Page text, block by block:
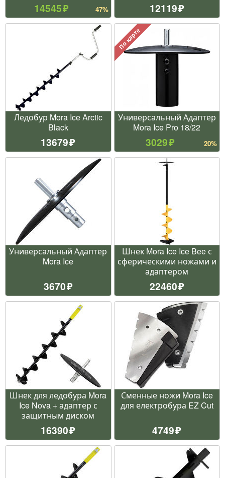
14545 47% 12119
Ледобур Mora Ice Arctic
Black
13679
По карте
Универсальный Адаптер
Mora Ice Pro 18/22
3029 20%
Универсальный Адаптер
Mora Ice
3670
Шнек Mora Ice Ice Bee с
сферическими ножами и
адаптером
22460
Шнек для ледобура Mora
Ice Nova + адаптер с
защитным диском
16390
Сменные ножи Mora Ice
для електробура EZ Cut
4749